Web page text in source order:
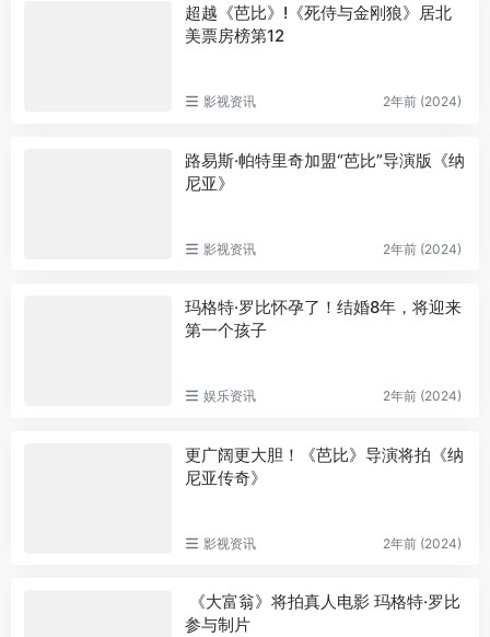
超越《芭比》!《死侍与金刚狼》居北
美票房榜第12
影视资讯 2年前 (2024)
路易斯·帕特里奇加盟“芭比”导演版《纳
尼亚》
影视资讯 2年前 (2024)
玛格特·罗比怀孕了！结婚8年，将迎来
第一个孩子
娱乐资讯 2年前 (2024)
更广阔更大胆！《芭比》导演将拍《纳
尼亚传奇》
影视资讯 2年前 (2024)
​ 《大富翁》将拍真人电影 玛格特·罗比
参与制片